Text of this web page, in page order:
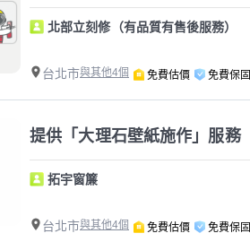
北部立刻修（有品質有售後服務）
台北市與其他4個 免費估價 免費保固
提供「大理石壁紙施作」服務
拓宇窗簾
台北市與其他4個 免費估價 免費保固